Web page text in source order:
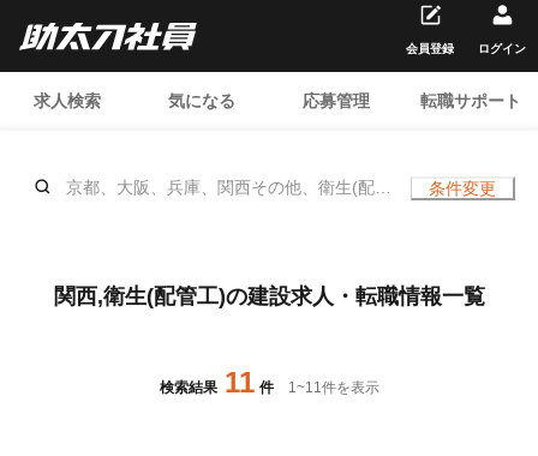
求人検索 気になる 応募管理 転職サポート
会員登録 ログイン
京都、大阪、兵庫、関西その他、衛生(配管
条件変更
関西,衛生(配管工)の建設求人・転職情報一覧
検索結果 11 件 1~11件を表示